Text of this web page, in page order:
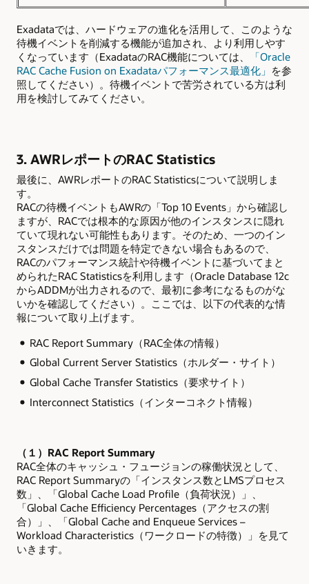
Exadataでは、ハードウェアの進化を活用して、このような
待機イベントを削減する機能が追加され、より利用しやす
くなっています（ExadataのRAC機能については、
「Oracle
RAC Cache Fusion on Exadataパフォーマンス最適化」 を参
照してください）。待機イベントで苦労されている方は利
用を検討してみてください。
3. AWRレポートのRAC Statistics
最後に、AWRレポートのRAC Statisticsについて説明しま
す。
RACの待機イベントもAWRの「Top 10 Events」から確認し
ますが、RACでは根本的な原因が他のインスタンスに隠れ
ていて現れない可能性もあります。そのため、一つのイン
スタンスだけでは問題を特定できない場合もあるので、
RACのパフォーマンス統計や待機イベントに基づいてまと
められたRAC Statisticsを利用します（Oracle Database 12c
からADDMが出力されるので、最初に参考になるものがな
いかを確認してください）。ここでは、以下の代表的な情
報について取り上げます。
RAC Report Summary（RAC全体の情報）
Global Current Server Statistics（ホルダー・サイト）
Global Cache Transfer Statistics（要求サイト）
Interconnect Statistics（インターコネクト情報）
（１）RAC Report Summary
RAC全体のキャッシュ・フュージョンの稼働状況として、
RAC Report Summaryの「インスタンス数とLMSプロセス
数」、「Global Cache Load Profile（負荷状況）」、
「Global Cache Efficiency Percentages（アクセスの割
合）」、「Global Cache and Enqueue Services –
Workload Characteristics（ワークロードの特徴）」を見て
いきます。